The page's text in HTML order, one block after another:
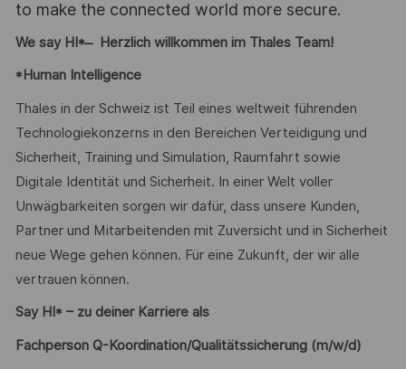
to make the connected world more secure.
We say HI* ̶ Herzlich willkommen im Thales Team!
*Human Intelligence
Thales in der Schweiz ist Teil eines weltweit führenden
Technologiekonzerns in den Bereichen Verteidigung und
Sicherheit, Training und Simulation, Raumfahrt sowie
Digitale Identität und Sicherheit. In einer Welt voller
Unwägbarkeiten sorgen wir dafür, dass unsere Kunden,
Partner und Mitarbeitenden mit Zuversicht und in Sicherheit
neue Wege gehen können. Für eine Zukunft, der wir alle
vertrauen können.
Say HI* – zu deiner Karriere als
Fachperson Q-Koordination/Qualitätssicherung (m/w/d)